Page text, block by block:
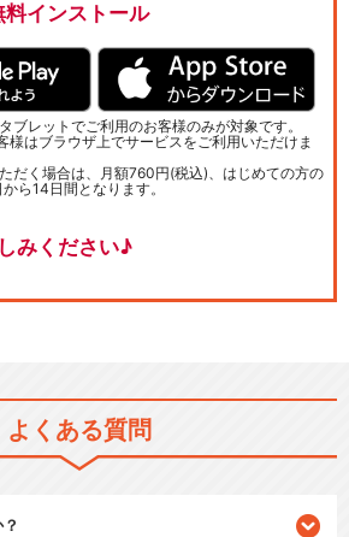
料インストール
ブレットでご利用のお客様のみが対象です。
様はブラウザ上でサービスをご利用いただけま
だく場合は、月額760円(税込)、はじめての方の
ら14日間となります。
みください♪
よくある質問